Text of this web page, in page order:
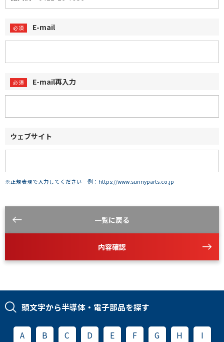
E-mail
E-mail再入力
ウェブサイト
※正規表現で入力してください 例：https://www.sunnyparts.co.jp
一覧に戻る
内容確認
頭文字から半導体・電子部品を探す
A B C D E F G H
I